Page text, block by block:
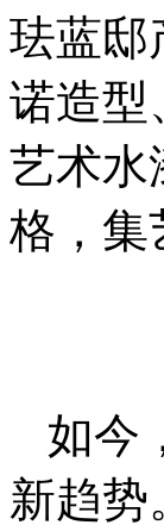
珐蓝邸
诺造型
艺术水
格，集
如今
新趋势